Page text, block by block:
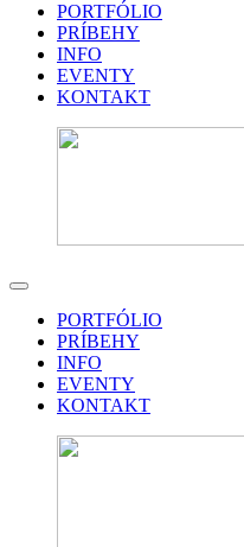
PORTFÓLIO
PRÍBEHY
INFO
EVENTY
KONTAKT
PORTFÓLIO
PRÍBEHY
INFO
EVENTY
KONTAKT